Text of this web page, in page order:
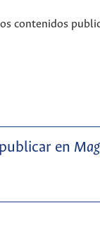
contenidos
en